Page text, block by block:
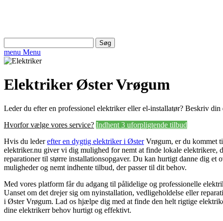
efter:
menu Menu
Elektriker Øster Vrøgum
Leder du efter en professionel elektriker eller el-installatør? Beskriv
Hvorfor vælge vores service? Indhent 3 uforpligtende tilbud
Hvis du lederefter en dygtig elektriker i ØsterVrøgum, er du kommet
elektriker.nu giver vi dig mulighed for nemt at finde lokale elektrikere,
reparationer til større installationsopgaver. Du kan hurtigt danne dig et
muligheder og nemt indhente tilbud, der passer til dit behov.
Med vores platform får du adgang til pålidelige og professionelle
Uanset om det drejer sig om nyinstallation, vedligeholdelse eller
i Øster Vrøgum. Lad os hjælpe dig med at finde den helt rigtige
dine elektrikerr behov hurtigt og effektivt.